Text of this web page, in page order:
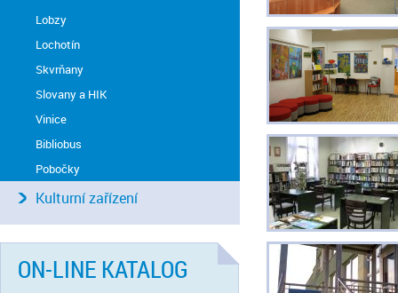
Lobzy
Lochotín
Skvrňany
Slovany a HIK
Vinice
Bibliobus
Pobočky
Kulturní zařízení
ON-LINE KATALOG